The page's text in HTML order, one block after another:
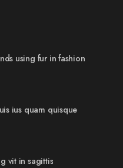
using fur in fashion
ius quam quisque
Quam adiposcing vit in sagittis